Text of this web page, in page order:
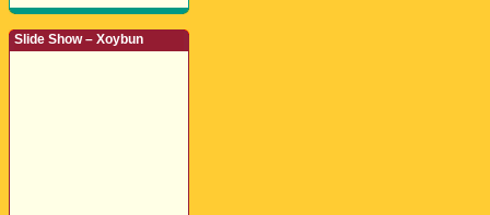
Slide Show – Xoybun